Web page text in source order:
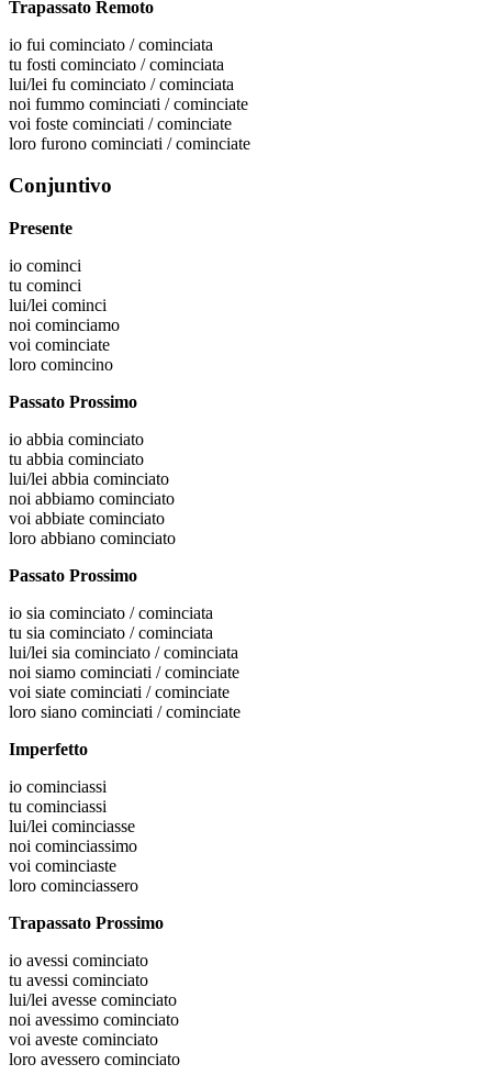
Trapassato Remoto
io fui cominciato / cominciata
tu fosti cominciato / cominciata
lui/lei fu cominciato / cominciata
noi fummo cominciati / cominciate
voi foste cominciati / cominciate
loro furono cominciati / cominciate
Conjuntivo
Presente
io cominci
tu cominci
lui/lei cominci
noi cominciamo
voi cominciate
loro comincino
Passato Prossimo
io abbia cominciato
tu abbia cominciato
lui/lei abbia cominciato
noi abbiamo cominciato
voi abbiate cominciato
loro abbiano cominciato
Passato Prossimo
io sia cominciato / cominciata
tu sia cominciato / cominciata
lui/lei sia cominciato / cominciata
noi siamo cominciati / cominciate
voi siate cominciati / cominciate
loro siano cominciati / cominciate
Imperfetto
io cominciassi
tu cominciassi
lui/lei cominciasse
noi cominciassimo
voi cominciaste
loro cominciassero
Trapassato Prossimo
io avessi cominciato
tu avessi cominciato
lui/lei avesse cominciato
noi avessimo cominciato
voi aveste cominciato
loro avessero cominciato